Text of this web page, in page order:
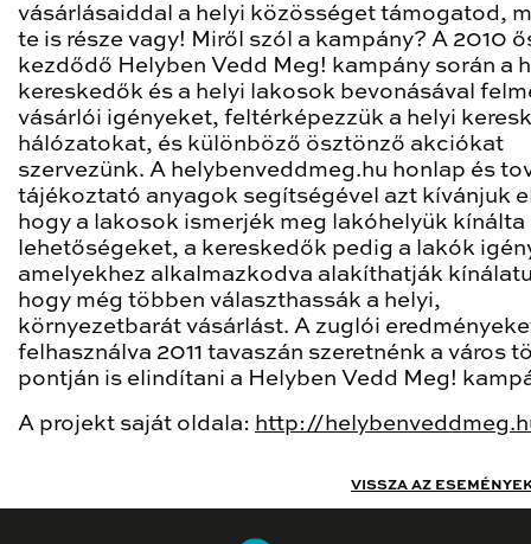
vásárlásaiddal a helyi közösséget támogatod,
te is része vagy! Miről szól a kampány? A 2010
kezdődő Helyben Vedd Meg! kampány során a
kereskedők és a helyi lakosok bevonásával
vásárlói igényeket, feltérképezzük a helyi
hálózatokat, és különböző ösztönző akciókat
szervezünk. A helybenveddmeg.hu honlap és
tájékoztató anyagok segítségével azt kívánjuk
hogy a lakosok ismerjék meg lakóhelyük kínálta
lehetőségeket, a kereskedők pedig a lakók
amelyekhez alkalmazkodva alakíthatják
hogy még többen választhassák a helyi,
környezetbarát vásárlást. A zuglói
felhasználva 2011 tavaszán szeretnénk a város
pontján is elindítani a Helyben Vedd Meg!
A projekt saját oldala: http://
VISSZA AZ